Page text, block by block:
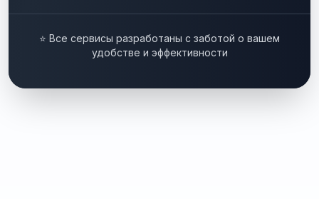
⭐ Все сервисы разработаны с заботой о вашем
удобстве и эффективности